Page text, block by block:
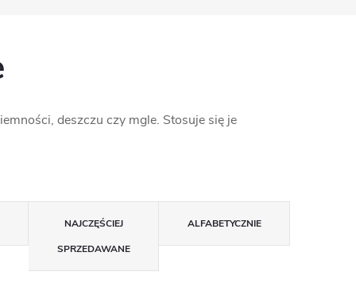
deszczu czy mgle. Stosuje się je
NAJCZĘŚCIEJ
SPRZEDAWANE
ALFABETYCZNIE